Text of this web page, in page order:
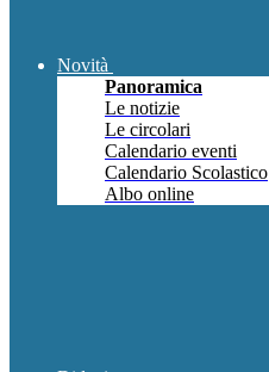
Novità
Panoramica
Le notizie
Le circolari
Calendario eventi
Calendario Scolastico
Albo online